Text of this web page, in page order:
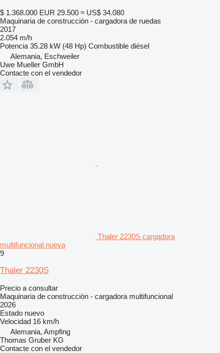
$ 1.368.000 EUR 29.500 ≈ US$ 34.080
Maquinaria de construcción - cargadora de ruedas
2017
2.054 m/h
Potencia 35.28 kW (48 Hp) Combustible diésel
Alemania, Eschweiler
Uwe Mueller GmbH
Contacte con el vendedor
Thaler 2230S cargadora
multifuncional nueva
9
Thaler 2230S
Precio a consultar
Maquinaria de construcción - cargadora multifuncional
2026
Estado nuevo
Velocidad 16 km/h
Alemania, Ampfing
Thomas Gruber KG
Contacte con el vendedor